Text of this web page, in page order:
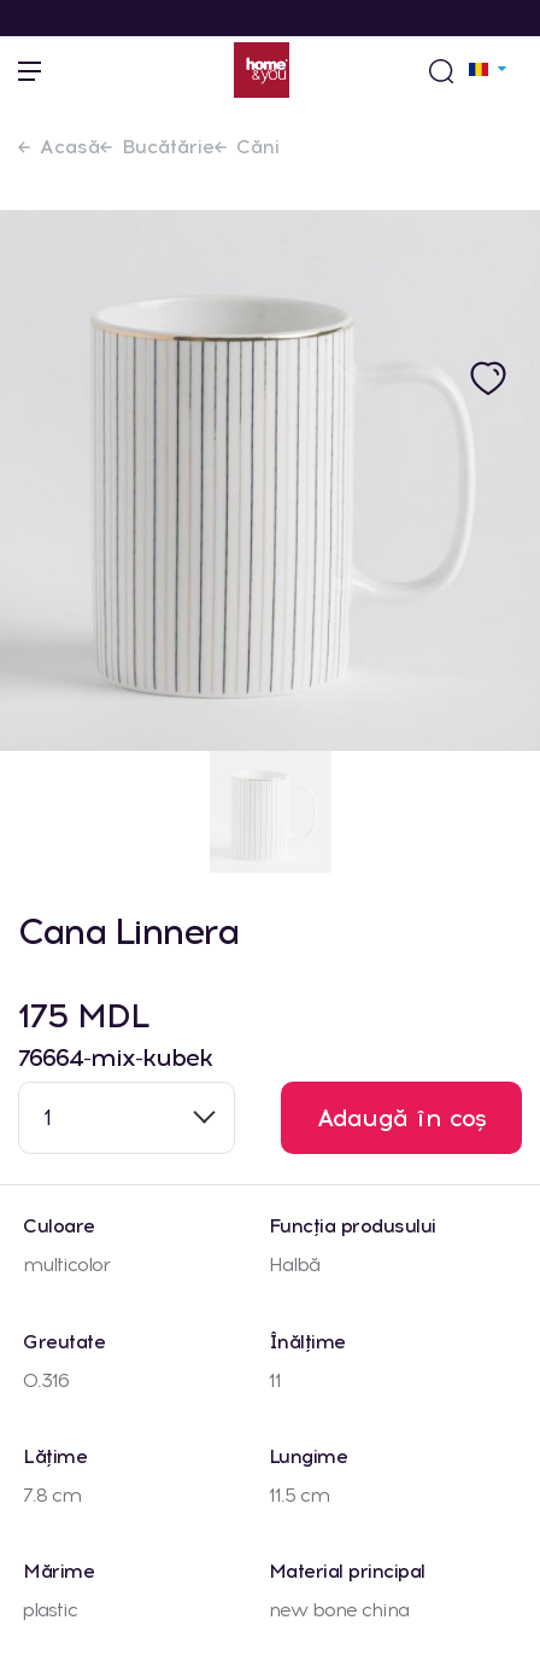
Acasă Bucătărie Căni
Cana Linnera
175 MDL
76664-mix-kubek
1 Adaugă în coș
Culoare
multicolor
Funcția produsului
Halbă
Greutate
0.316
Înălțime
11
Lățime
7.8 cm
Lungime
11.5 cm
Mărime
plastic
Material principal
new bone china